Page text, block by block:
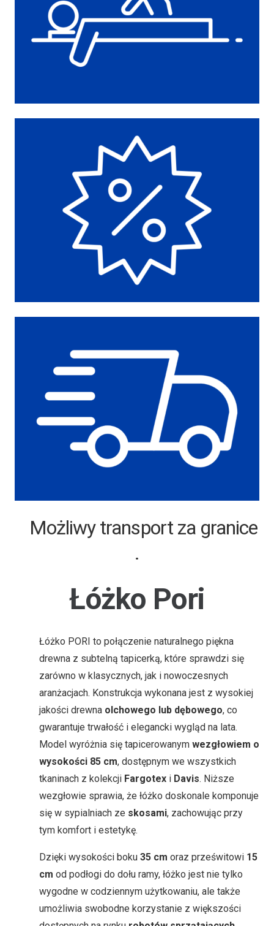
Możliwy transport za granice
.
Łóżko Pori
Łóżko PORI to połączenie naturalnego piękna
drewna z subtelną tapicerką, które sprawdzi się
zarówno w klasycznych, jak i nowoczesnych
aranżacjach. Konstrukcja wykonana jest z wysokiej
jakości drewna olchowego lub dębowego, co
gwarantuje trwałość i elegancki wygląd na lata.
Model wyróżnia się tapicerowanym wezgłowiem o
wysokości 85 cm, dostępnym we wszystkich
tkaninach z kolekcji Fargotex i Davis. Niższe
wezgłowie sprawia, że łóżko doskonale komponuje
się w sypialniach ze skosami, zachowując przy
tym komfort i estetykę.
Dzięki wysokości boku 35 cm oraz prześwitowi 15
cm od podłogi do dołu ramy, łóżko jest nie tylko
wygodne w codziennym użytkowaniu, ale także
umożliwia swobodne korzystanie z większości